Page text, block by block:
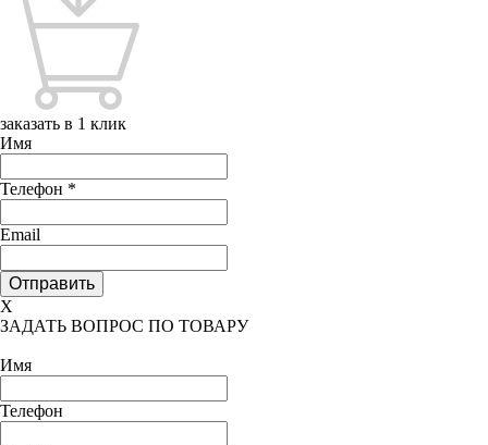
заказать в 1 клик
Имя
Телефон *
Email
X
ЗАДАТЬ ВОПРОС ПО ТОВАРУ
Имя
Телефон